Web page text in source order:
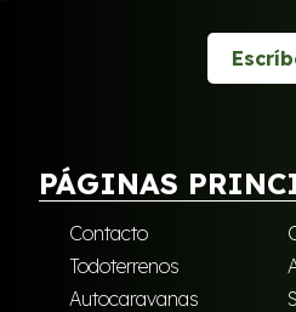
PÁGINAS
Contacto
Todoterrenos
Autocaravanas